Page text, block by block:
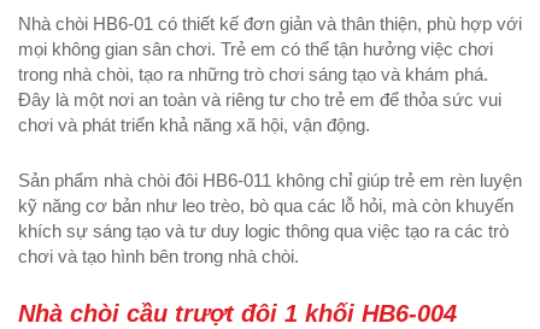
Nhà chòi HB6-01 có thiết kế đơn giản và thân thiện, phù hợp với
mọi không gian sân chơi. Trẻ em có thể tận hưởng việc chơi
trong nhà chòi, tạo ra những trò chơi sáng tạo và khám phá.
Đây là một nơi an toàn và riêng tư cho trẻ em để thỏa sức vui
chơi và phát triển khả năng xã hội, vận động.
Sản phẩm nhà chòi đôi HB6-011 không chỉ giúp trẻ em rèn luyện
kỹ năng cơ bản như leo trèo, bò qua các lỗ hỏi, mà còn khuyến
khích sự sáng tạo và tư duy logic thông qua việc tạo ra các trò
chơi và tạo hình bên trong nhà chòi.
Nhà chòi cầu trượt đôi 1 khối HB6-004